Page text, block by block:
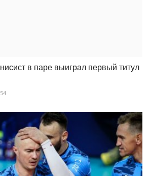
в паре выиграл первый титул